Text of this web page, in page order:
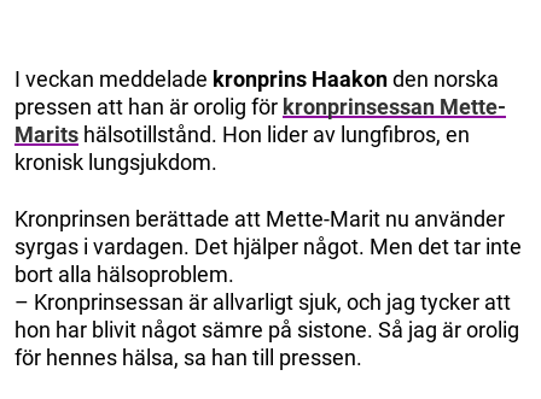
I veckan meddelade kronprins Haakonden norska
pressen att han är orolig för kronprinsessan Mette-
Marits hälsotillstånd. Hon lider av lungfibros, en
kronisk lungsjukdom.
Kronprinsen berättade att Mette-Marit nu använder
syrgas i vardagen. Det hjälper något. Men det tar inte
bort alla hälsoproblem.
– Kronprinsessan är allvarligt sjuk, och jag tycker att
hon har blivit något sämre på sistone. Så jag är orolig
för hennes hälsa, sa han till pressen.